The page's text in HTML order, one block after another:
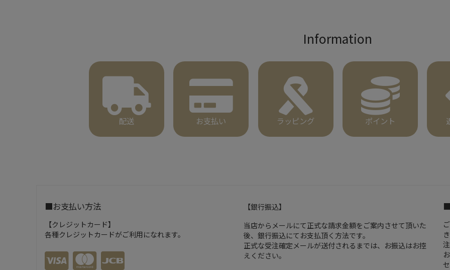
Information
配送 お支払い ラッピング ポイント
■お支払い方法
【クレジットカード】
各種クレジットカードがご利用になれます。
【銀行振込】
当店からメールにて正式な請求金額をご案内させて頂いた
後、銀行振込にてお支払頂く方法です。
正式な受注確定メールが送付されるまでは、お振込はお控
えください。